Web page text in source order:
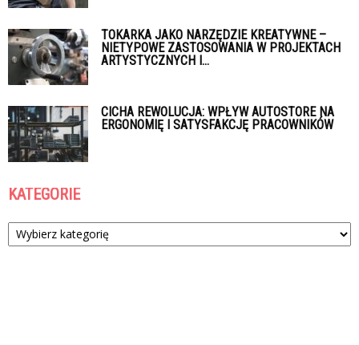
TOKARKA JAKO NARZĘDZIE KREATYWNE –
NIETYPOWE ZASTOSOWANIA W PROJEKTACH
ARTYSTYCZNYCH I...
CICHA REWOLUCJA: WPŁYW AUTOSTORE NA
ERGONOMIĘ I SATYSFAKCJĘ PRACOWNIKÓW
KATEGORIE
Kategorie